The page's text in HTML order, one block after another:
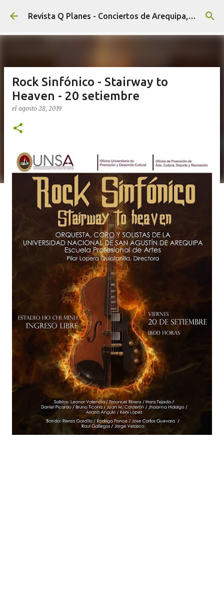
Ir al contenido principal Revista Q Planes - Conciertos de Arequipa, fiestas, eventos y Cultura
Rock Sinfónico - Stairway to
Heaven - 20 setiembre
el agosto 28, 2019